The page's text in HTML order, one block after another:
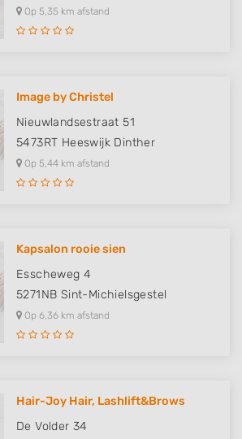
Op 5,35 km afstand
Image by Christel
Nieuwlandsestraat 51
5473RT Heeswijk Dinther
Op 5,44 km afstand
Kapsalon rooie sien
Esscheweg 4
5271NB Sint-Michielsgestel
Op 6,36 km afstand
Hair-Joy Hair, Lashlift&Brows
De Volder 34